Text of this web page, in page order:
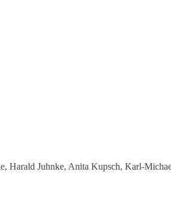
Harald Juhnke, Anita Kupsch, Karl-